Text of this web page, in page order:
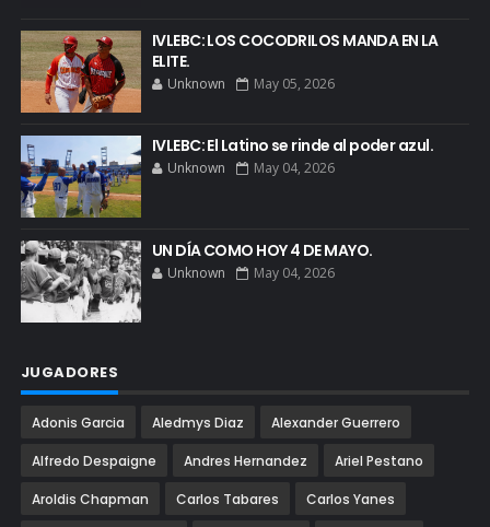
IVLEBC: LOS COCODRILOS MANDA EN LA
ELITE.
Unknown May 05, 2026
IVLEBC: El Latino se rinde al poder azul.
Unknown May 04, 2026
UN DÍA COMO HOY 4 DE MAYO.
Unknown May 04, 2026
JUGADORES
Adonis Garcia Aledmys Diaz Alexander Guerrero
Alfredo Despaigne Andres Hernandez Ariel Pestano
Aroldis Chapman Carlos Tabares Carlos Yanes